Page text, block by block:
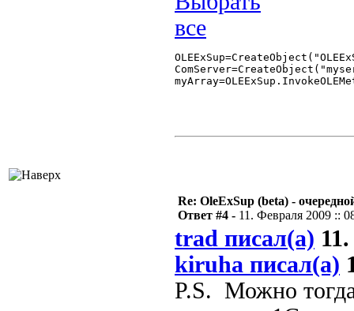
Re: OleExSup (beta) -
Ответ #4 - 11. Февраля 2009 ::
trad писал(а)
kiruha писал(а)
P.S. Можно тогда